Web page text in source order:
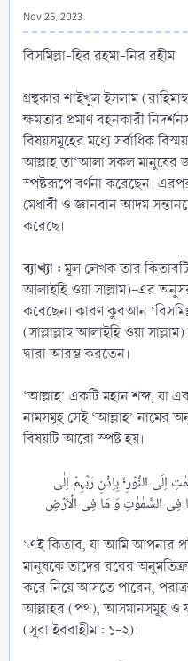
Nov 25, 2023
বিসমিল্লা-হির রহমা-নির রহীম
গ্রন্থকার শাইখুল ইসলাম
ক্ষমতার প্রমাণ বহনকারী
বিষয়সমূহের মধ্যে সর্বাধিক
আল্লাহ তা‘আলা সকল মানুষের
স্পষ্টরূপে বর্ণনা করেছেন।
মেধাবী ও জ্ঞানবান আদম
করেছে।
ব্যাখ্যা :মূল লেখক তার
আলাইহি ওয়া সাল্লাম)-এর
করেছেন। কারণ কুরআন
(সাল্লাল্লাহু আলাইহি ওয়া
দ্বারা আরম্ভ করতেন।
‘আল্লাহ’ একটি মহান শব্দ, যা
নামসমূহ সেই ‘আল্লাহ’ নামের
বিষয়টি আরো স্পষ্ট হয়।
اِلَی النُّوۡرِ ۬ۙ بِاِذۡنِ رَبِّہِمۡ اِلٰی
‘এই কিতাব, যা আমি আপনার
মানুষকে তাদের রবের
করে নিয়ে আসতে পারেন,
আল্লাহর (পথ), আসমানসমূহ ও
(সূরা ইবরাহীম : ১-২)।